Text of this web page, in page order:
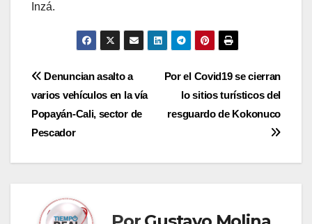
Inzá.
Navegación
de
entradas
Por el Covid19 se cierran
lo sitios turísticos del
resguardo de Kokonuco
Denuncian asalto a
varios vehículos en la vía
Popayán-Cali, sector de
Pescador